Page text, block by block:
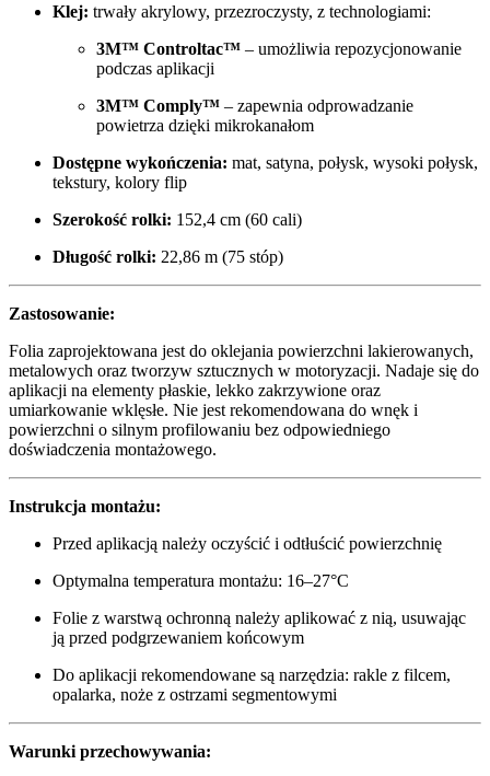
Klej: trwały akrylowy, przezroczysty, z technologiami:
3M™ Controltac™ – umożliwia repozycjonowanie
podczas aplikacji
3M™ Comply™ – zapewnia odprowadzanie
powietrza dzięki mikrokanałom
Dostępne wykończenia: mat, satyna, połysk, wysoki połysk,
tekstury, kolory flip
Szerokość rolki: 152,4 cm (60 cali)
Długość rolki: 22,86 m (75 stóp)
Zastosowanie:
Folia zaprojektowana jest do oklejania powierzchni lakierowanych,
metalowych oraz tworzyw sztucznych w motoryzacji. Nadaje się do
aplikacji na elementy płaskie, lekko zakrzywione oraz
umiarkowanie wklęsłe. Nie jest rekomendowana do wnęk i
powierzchni o silnym profilowaniu bez odpowiedniego
doświadczenia montażowego.
Instrukcja montażu:
Przed aplikacją należy oczyścić i odtłuścić powierzchnię
Optymalna temperatura montażu: 16–27°C
Folie z warstwą ochronną należy aplikować z nią, usuwając
ją przed podgrzewaniem końcowym
Do aplikacji rekomendowane są narzędzia: rakle z filcem,
opalarka, noże z ostrzami segmentowymi
Warunki przechowywania: